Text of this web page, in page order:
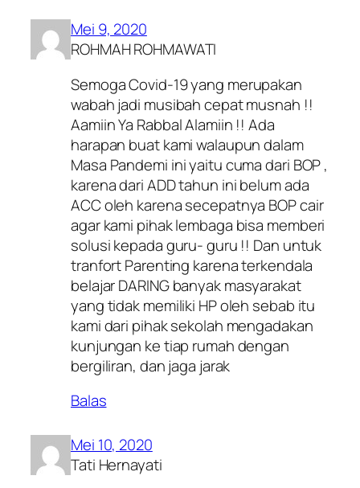
Mei 9, 2020
ROHMAH ROHMAWATI
Semoga Covid-19 yang merupakan
wabah jadi musibah cepat musnah !!
Aamiin Ya Rabbal Alamiin !! Ada
harapan buat kami walaupun dalam
Masa Pandemi ini yaitu cuma dari BOP ,
karena dari ADD tahun ini belum ada
ACC oleh karena secepatnya BOP cair
agar kami pihak lembaga bisa memberi
solusi kepada guru- guru !! Dan untuk
tranfort Parenting karena terkendala
belajar DARING banyak masyarakat
yang tidak memiliki HP oleh sebab itu
kami dari pihak sekolah mengadakan
kunjungan ke tiap rumah dengan
bergiliran, dan jaga jarak
Balas
Mei 10, 2020
Tati Hernayati